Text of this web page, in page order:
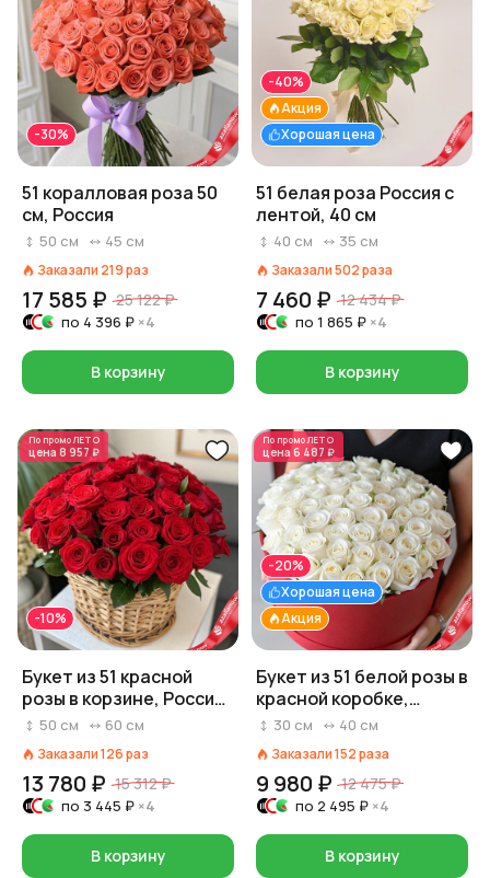
-30%
51 коралловая роза 50
см, Россия
50 см 45 см
Заказали 219раз
17 585 ₽ 25 122 ₽
по 4 396 ₽ ×4
В корзину
Хорошая цена
Акция
-40%
51 белая роза Россия с
лентой, 40 см
40 см 35 см
Заказали502раза
7 460 ₽ 12 434 ₽
по 1 865 ₽ ×4
В корзину
По промоЛЕТО
цена 8 957 ₽
-10%
Букет из 51 красной
розы в корзине, Россия,
50 см
50 см 60 см
Заказали126раз
13 780 ₽ 15 312 ₽
по 3 445 ₽ ×4
В корзину
По промоЛЕТО
цена6 487 ₽
Акция
Хорошая цена
-20%
Букет из 51 белой розы в
красной коробке,
Россия, 40 см
30 см 40 см
Заказали152раза
9 980 ₽ 12 475 ₽
по 2 495 ₽ ×4
В корзину